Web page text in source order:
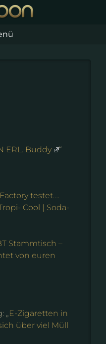
ERL. Buddy “
testet….
Cool | Soda-
Stammtisch –
von euren
„ E-Zigaretten in
über viel Müll